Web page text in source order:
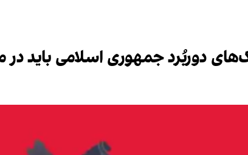
دوربُرد جمهوری اسلامی باید در